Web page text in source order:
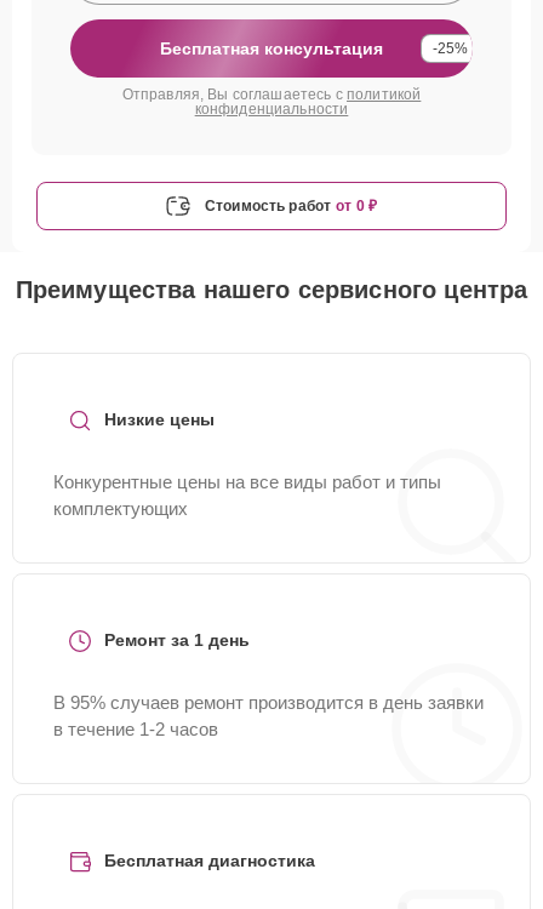
Бесплатная консультация -25%
Отправляя, Вы соглашаетесь с политикой
конфиденциальности
Стоимость работ от 0 ₽
Преимущества нашего сервисного центра
Низкие цены
Конкурентные цены на все виды работ и типы
комплектующих
Ремонт за 1 день
В 95% случаев ремонт производится в день заявки
в течение 1-2 часов
Бесплатная диагностика